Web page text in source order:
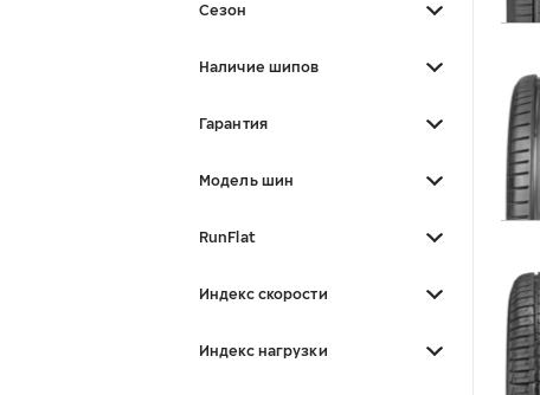
Сезон
Наличие шипов
Гарантия
Модель шин
RunFlat
Индекс скорости
Индекс нагрузки